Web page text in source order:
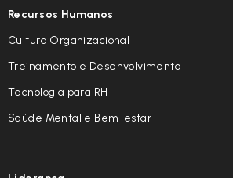
Recursos Humanos
Cultura Organizacional
Treinamento e Desenvolvimento
Tecnologia para RH
Saúde Mental e Bem-estar